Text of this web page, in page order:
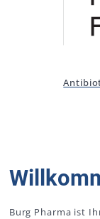
Burg Pharma ist